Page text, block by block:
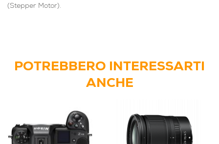
(Stepper Motor).
POTREBBERO INTERESSARTI
ANCHE